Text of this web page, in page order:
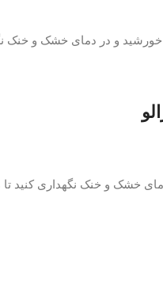
خورشید و در دمای خشک و خنک
خشک و خنک نگهداری کنید